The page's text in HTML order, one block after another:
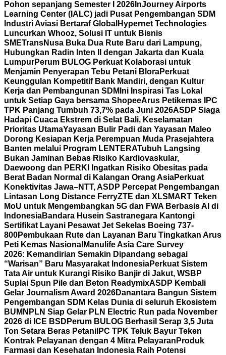
Pohon sepanjang Semester I 2026 InJourney Airports
Learning Center (IALC) jadi Pusat Pengembangan SDM
Industri Aviasi Bertaraf Global Hypernet Technologies
Luncurkan Whooz, Solusi IT untuk Bisnis
SMETransNusa Buka Dua Rute Baru dari Lampung,
Hubungkan Radin Inten II dengan Jakarta dan Kuala
LumpurPerum BULOG Perkuat Kolaborasi untuk
Menjamin Penyerapan Tebu Petani BloraPerkuat
Keunggulan Kompetitif Bank Mandiri, dengan Kultur
Kerja dan Pembangunan SDM Ini Inspirasi Tas Lokal
untuk Setiap Gaya bersama ShopeeArus Petikemas IPC
TPK Panjang Tumbuh 73,7% pada Juni 2026ASDP Siaga
Hadapi Cuaca Ekstrem di Selat Bali, Keselamatan
Prioritas UtamaYayasan Bulir Padi dan Yayasan Maleo
Dorong Kesiapan Kerja Perempuan Muda Prasejahtera
Banten melalui Program LENTERATubuh Langsing
Bukan Jaminan Bebas Risiko Kardiovaskular,
Daewoong dan PERKI Ingatkan Risiko Obesitas pada
Berat Badan Normal di Kalangan Orang AsiaPerkuat
Konektivitas Jawa–NTT, ASDP Percepat Pengembangan
Lintasan Long Distance FerryZTE dan XLSMART Teken
MoU untuk Mengembangkan 5G dan FWA Berbasis AI di
IndonesiaBandara Husein Sastranegara Kantongi
Sertifikat Layani Pesawat Jet Sekelas Boeing 737-
800Pembukaan Rute dan Layanan Baru Tingkatkan Arus
Peti Kemas Nasional Manulife Asia Care Survey
2026: Kemandirian Semakin Dipandang sebagai
“Warisan” Baru Masyarakat IndonesiaPerkuat Sistem
Tata Air untuk Kurangi Risiko Banjir di Jakut, WSBP
Suplai Spun Pile dan Beton ReadymixASDP Kembali
Gelar Journalism Award 2026Danantara Bangun Sistem
Pengembangan SDM Kelas Dunia di seluruh Ekosistem
BUMN PLN Siap Gelar PLN Electric Run pada November
2026 di ICE BSD Perum BULOG Berhasil Serap 3,5 Juta
Ton Setara Beras Petani IPC TPK Teluk Bayur Teken
Kontrak Pelayanan dengan 4 Mitra Pelayaran Produk
Farmasi dan Kesehatan Indonesia Raih Potensi